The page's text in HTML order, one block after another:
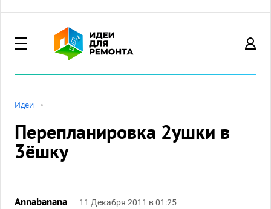
Идеи
Перепланировка 2ушки в
3ёшку
Annabanana 11 Декабря 2011 в 01:25